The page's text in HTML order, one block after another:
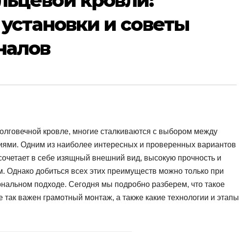
и советы
кровле, многие сталкиваются с выбором между
Одним из наиболее интересных и проверенных вариантов
в себе изящный внешний вид, высокую прочность и
Однако добиться всех этих преимуществ можно только при
подходе. Сегодня мы подробно разберем, что такое
важен грамотный монтаж, а также какие технологии и этапы